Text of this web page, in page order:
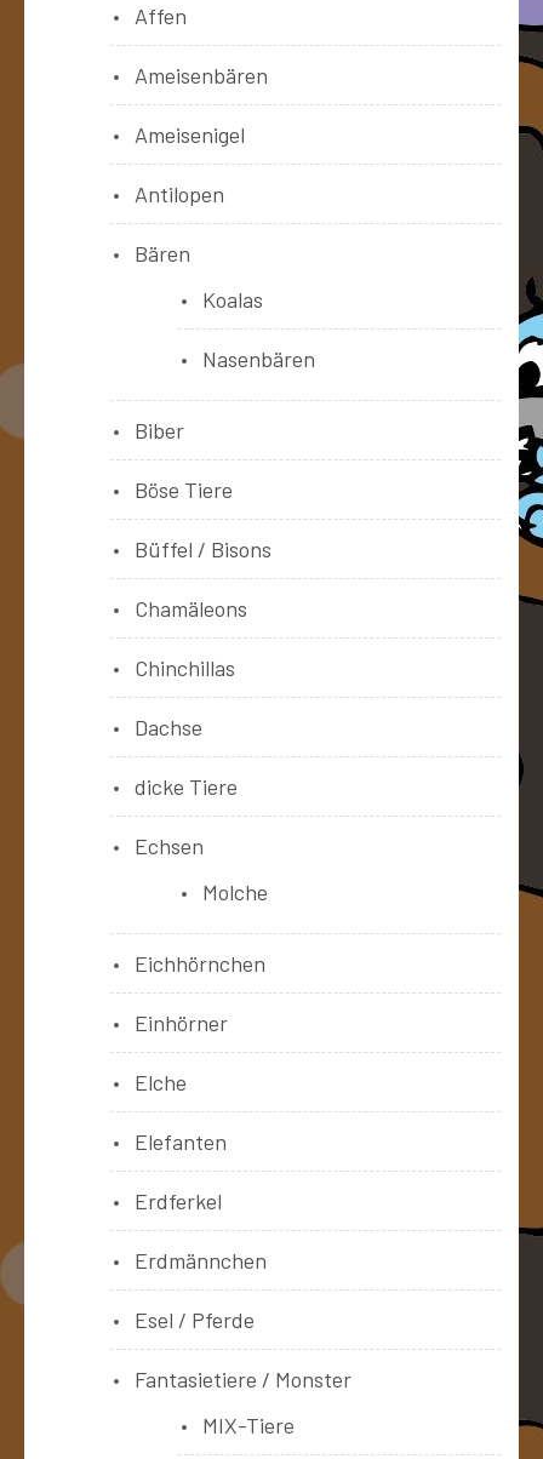
Affen
Ameisenbären
Ameisenigel
Antilopen
Bären
Koalas
Nasenbären
Biber
Böse Tiere
Büffel / Bisons
Chamäleons
Chinchillas
Dachse
dicke Tiere
Echsen
Molche
Eichhörnchen
Einhörner
Elche
Elefanten
Erdferkel
Erdmännchen
Esel / Pferde
Fantasietiere / Monster
MIX-Tiere